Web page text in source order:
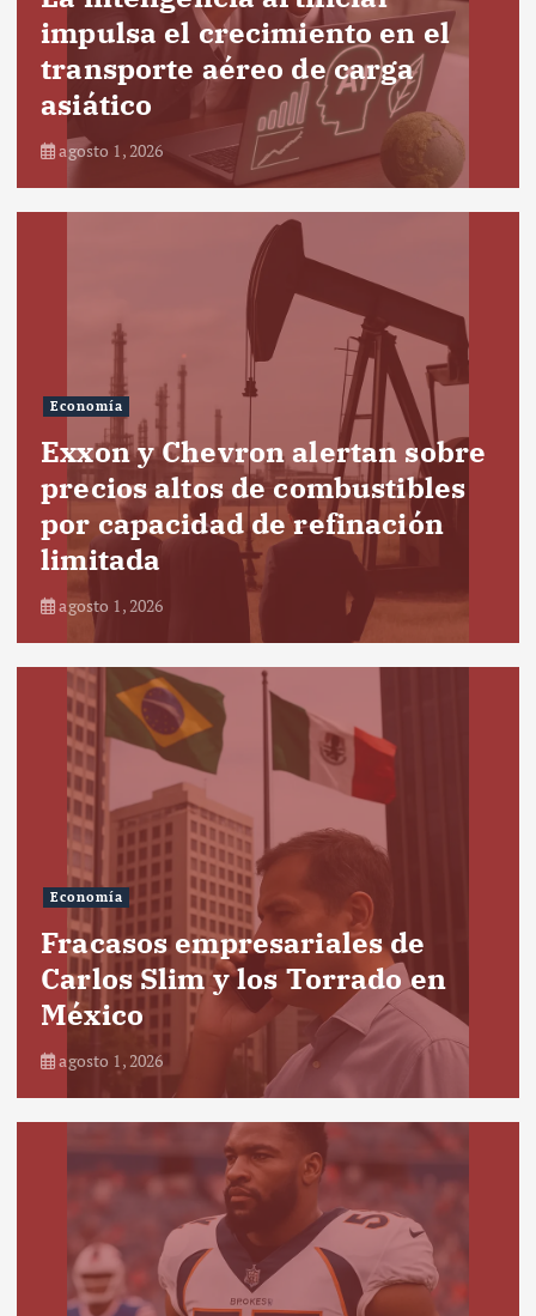
impulsa el crecimiento en el
transporte aéreo de carga
asiático
agosto 1, 2026
Economía
Exxon y Chevron alertan sobre
precios altos de combustibles
por capacidad de refinación
limitada
agosto 1, 2026
Economía
Fracasos empresariales de
Carlos Slim y los Torrado en
México
agosto 1, 2026